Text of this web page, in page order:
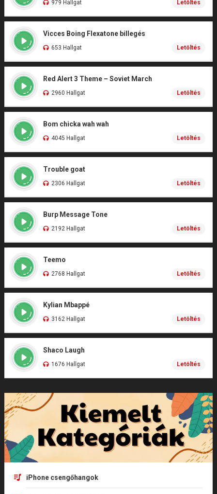
979 Hallgat Letöltés
Vicces Boing Flexatone billegés
653 Hallgat Letöltés
Red Alert 3 Theme – Soviet March
2960 Hallgat Letöltés
Bom chicka wah wah
4045 Hallgat Letöltés
Trouble goat
2306 Hallgat Letöltés
Burp Message Tone
2192 Hallgat Letöltés
Teemo
2768 Hallgat Letöltés
Kylian Mbappé
3162 Hallgat Letöltés
Shaco Laugh
1676 Hallgat Letöltés
iPhone csengőhangok